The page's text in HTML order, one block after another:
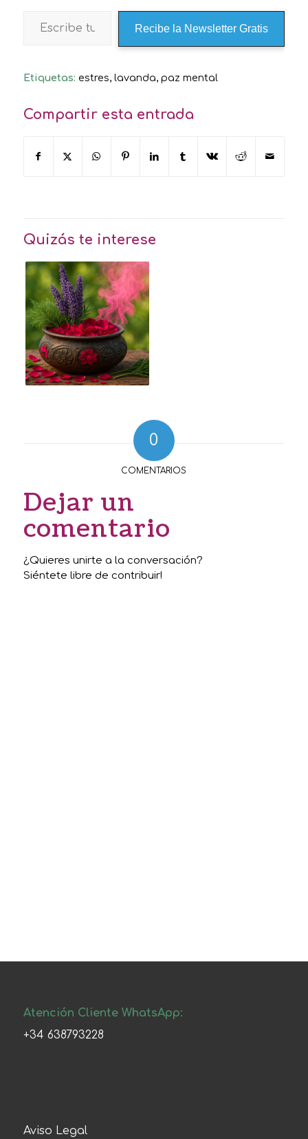
Recibe la Newsletter Gratis
Etiquetas: estres, lavanda, paz mental
Compartir esta entrada
Quizás te interese
0
COMENTARIOS
Dejar un
comentario
¿Quieres unirte a la conversación?
Siéntete libre de contribuir!
Atención Cliente WhatsApp:
+34 638793228
Aviso Legal